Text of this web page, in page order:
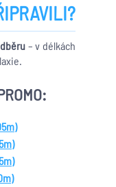
– v délkách
: